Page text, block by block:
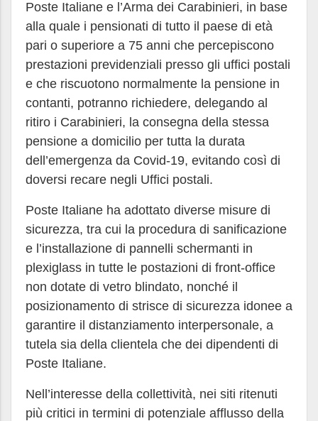
Poste Italiane e l’Arma dei Carabinieri, in base
alla quale i pensionati di tutto il paese di età
pari o superiore a 75 anni che percepiscono
prestazioni previdenziali presso gli uffici postali
e che riscuotono normalmente la pensione in
contanti, potranno richiedere, delegando al
ritiro i Carabinieri, la consegna della stessa
pensione a domicilio per tutta la durata
dell’emergenza da Covid-19, evitando così di
doversi recare negli Uffici postali.
Poste Italiane ha adottato diverse misure di
sicurezza, tra cui la procedura di sanificazione
e l’installazione di pannelli schermanti in
plexiglass in tutte le postazioni di front-office
non dotate di vetro blindato, nonché il
posizionamento di strisce di sicurezza idonee a
garantire il distanziamento interpersonale, a
tutela sia della clientela che dei dipendenti di
Poste Italiane.
Nell’interesse della collettività, nei siti ritenuti
più critici in termini di potenziale afflusso della